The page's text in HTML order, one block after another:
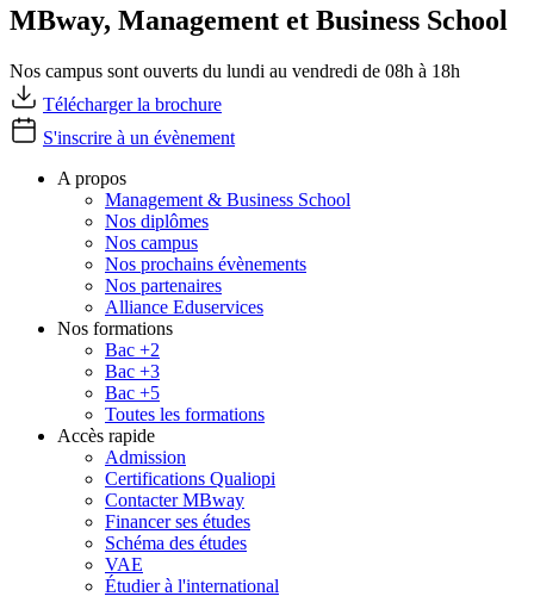
MBway, Management et Business School
Nos campus sont ouverts du lundi au vendredi de 08h à 18h
Télécharger la brochure
S'inscrire à un évènement
A propos
Management & Business School
Nos diplômes
Nos campus
Nos prochains évènements
Nos partenaires
Alliance Eduservices
Nos formations
Bac +2
Bac +3
Bac +5
Toutes les formations
Accès rapide
Admission
Certifications Qualiopi
Contacter MBway
Financer ses études
Schéma des études
VAE
Étudier à l'international